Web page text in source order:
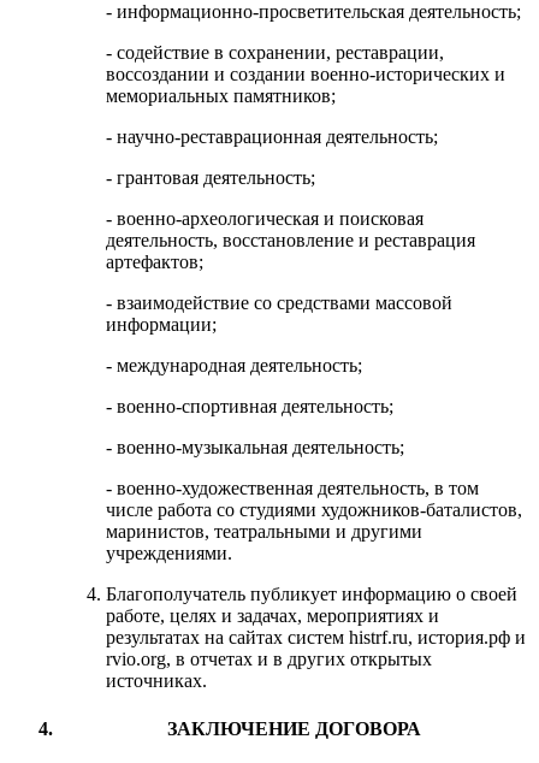
- информационно-просветительская деятельность;
- содействие в сохранении, реставрации,
воссоздании и создании военно-исторических и
мемориальных памятников;
- научно-реставрационная деятельность;
- грантовая деятельность;
- военно-археологическая и поисковая
деятельность, восстановление и реставрация
артефактов;
- взаимодействие со средствами массовой
информации;
- международная деятельность;
- военно-спортивная деятельность;
- военно-музыкальная деятельность;
- военно-художественная деятельность, в том
числе работа со студиями художников-баталистов,
маринистов, театральными и другими
учреждениями.
Благополучатель публикует информацию о своей
работе, целях и задачах, мероприятиях и
результатах на сайтах систем histrf.ru, история.рф и
rvio.org, в отчетах и в других открытых
источниках.
ЗАКЛЮЧЕНИЕ ДОГОВОРА